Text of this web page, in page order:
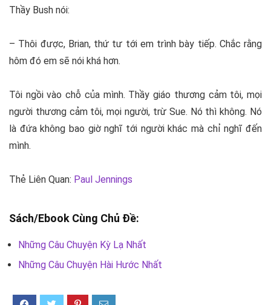
Thầy Bush nói:
– Thôi được, Brian, thứ tư tới em trình bày tiếp. Chắc rằng
hôm đó em sẽ nói khá hơn.
Tôi ngồi vào chỗ của mình. Thầy giáo thương cảm tôi, mọi
người thương cảm tôi, mọi người, trừ Sue. Nó thì không. Nó
là đứa không bao giờ nghĩ tới người khác mà chỉ nghĩ đến
mình.
Thẻ Liên Quan: Paul Jennings
Sách/Ebook Cùng Chủ Đề:
Những Câu Chuyện Kỳ Lạ Nhất
Những Câu Chuyện Hài Hước Nhất